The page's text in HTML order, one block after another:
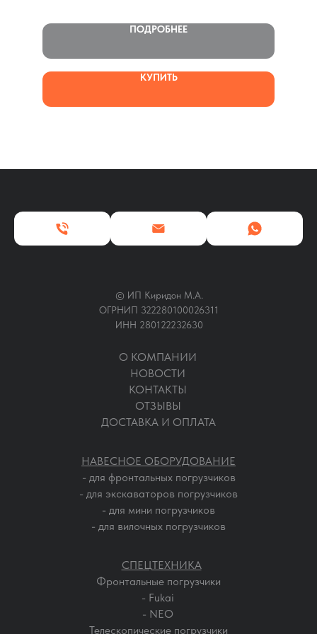
ПОДРОБНЕЕ
КУПИТЬ
ДОСТАВКА И ОПЛАТА
ОТЗЫВЫ
КОНТАКТЫ
НОВОСТИ
О КОМПАНИИ
- для вилочных погрузчиков
- для мини погрузчиков
- для экскаваторов погрузчиков
- для фронтальных погрузчиков
НАВЕСНОЕ ОБОРУДОВАНИЕ
Телескопические погрузчики
- NEO
- Fukai
Фронтальные погрузчики
СПЕЦТЕХНИКА
© ИП Киридон М.А.
ОГРНИП 322280100026311
ИНН 280122232630